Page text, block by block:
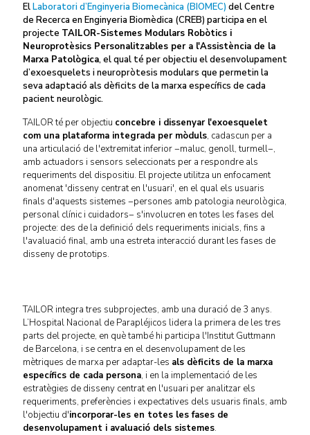
ElLaboratori d’Enginyeria Biomecànica (BIOMEC) del Centre
de Recerca en Enginyeria Biomèdica (CREB) participa en el
projecte TAILOR-Sistemes Modulars Robòtics i
Neuroprotèsics Personalitzables per a l'Assistència de la
Marxa Patològica, el qual té per objectiu el desenvolupament
d’exoesquelets i neuropròtesis modulars que permetin la
seva adaptació als dèficits de la marxa específics de cada
pacient neurològic.
TAILOR té per objectiu concebre i dissenyar l'exoesquelet
com una plataforma integrada per mòduls, cadascun per a
una articulació de l'extremitat inferior −maluc, genoll, turmell−,
amb actuadors i sensors seleccionats per a respondre als
requeriments del dispositiu. El projecte utilitza un enfocament
anomenat 'disseny centrat en l'usuari', en el qual els usuaris
finals d'aquests sistemes −persones amb patologia neurològica,
personal clínic i cuidadors− s'involucren en totes les fases del
projecte: des de la definició dels requeriments inicials, fins a
l'avaluació final, amb una estreta interacció durant les fases de
disseny de prototips.
TAILOR integra tres subprojectes, amb una duració de 3 anys.
L’Hospital Nacional de Parapléjicos lidera la primera de les tres
parts del projecte, en què també hi participa l'Institut Guttmann
de Barcelona, i se centra en el desenvolupament de les
mètriques de marxa per adaptar-les als dèficits de la marxa
específics de cada persona, i en la implementació de les
estratègies de disseny centrat en l'usuari per analitzar els
requeriments, preferències i expectatives dels usuaris finals, amb
l'objectiu d'incorporar-les en totes les fases de
desenvolupament i avaluació dels sistemes.